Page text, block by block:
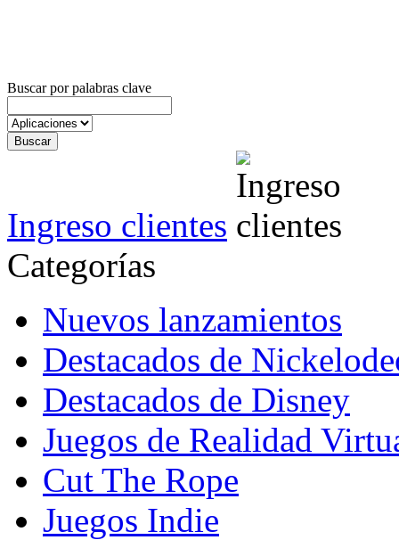
Buscar por palabras clave
Ingreso clientes
Categorías
Nuevos lanzamientos
Destacados de
Destacados de Disney
Juegos de Realidad
Cut The Rope
Juegos Indie